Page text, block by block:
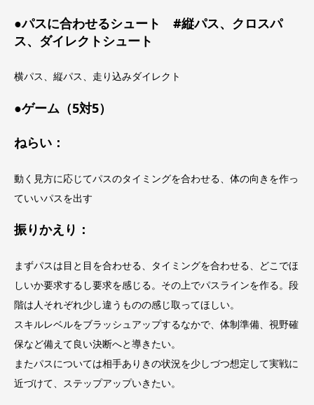
●パスに合わせるシュート #縦パス、クロスパ
ス、ダイレクトシュート
横パス、縦パス、走り込みダイレクト
●ゲーム（5対5）
ねらい：
動く見方に応じてパスのタイミングを合わせる、体の向きを作っ
ていいパスを出す
振りかえり：
まずパスは目と目を合わせる、タイミングを合わせる、どこでほ
しいか要求するし要求を感じる。その上でパスラインを作る。段
階は人それぞれ少し違うものの感じ取ってほしい。
スキルレベルをブラッシュアップするなかで、体制準備、視野確
保など備えて良い決断へと導きたい。
またパスについては相手ありきの状況を少しづつ想定して実戦に
近づけて、ステップアップいきたい。